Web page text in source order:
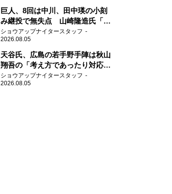
巨人、8回は中川、田中瑛の小刻
み継投で無失点 山崎隆造氏「確
実に勝ちにいくところ」
ショウアップナイタースタッフ
2026.08.05
天谷氏、広島の若手野手陣は秋山
翔吾の「考え方であったり対応力
を勉強して」
ショウアップナイタースタッフ
2026.08.05